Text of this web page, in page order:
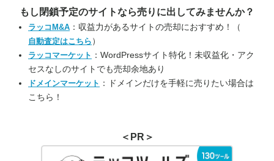
もし閉鎖予定のサイトなら売りに出してみませんか？
ラッコM&A ：収益力があるサイトの売却におすすめ！（
自動査定はこちら ）
ラッコマーケット ：WordPressサイト特化！未収益化・アク
セスなしのサイトでも売却余地あり
ドメインマーケット ：ドメインだけを手軽に売りたい場合は
こちら！
＜PR＞